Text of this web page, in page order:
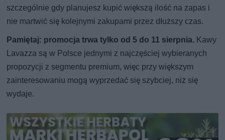
szczególnie gdy planujesz kupić większą ilość na zapas i
nie martwić się kolejnymi zakupami przez dłuższy czas.
Pamiętaj: promocja trwa tylko od 5 do 11 sierpnia. Kawy
Lavazza są w Polsce jednymi z najczęściej wybieranych
propozycji z segmentu premium, więc przy większym
zainteresowaniu mogą wyprzedać się szybciej, niż się
wydaje.